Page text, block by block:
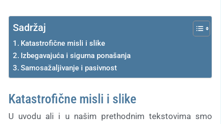
Sadržaj
Katastrofične misli i slike
Izbegavajuća i sigurna ponašanja
Samosažaljivanje i pasivnost
Katastrofične misli i slike
U uvodu ali i u našim prethodnim tekstovima smo